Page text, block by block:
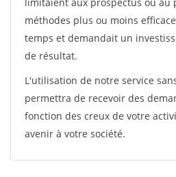
méthodes plus ou moins
temps et demandait un
de résultat.
L'utilisation de notre service
permettra de recevoir des
fonction des creux de votre
avenir à votre société.